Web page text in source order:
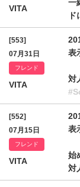
VITA
一
[553]
07月31日
フレンド
VITA
表
対
[552]
07月15日
フレンド
VITA
表
始
対